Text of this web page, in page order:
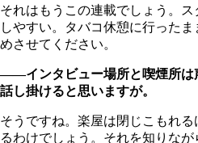
それはもうこの連載でしょう。
しやすい。タバコ休憩に行った
めさせてください。
――インタビュー場所と喫煙所は
話し掛けると思いますが。
そうですね。楽屋は閉じこもれ
るわけでしょう。それを知りな